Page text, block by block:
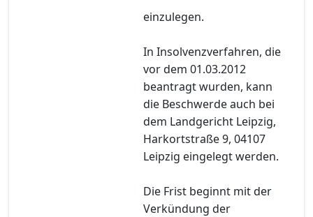
einzulegen.
In Insolvenzverfahren, die
vor dem 01.03.2012
beantragt wurden, kann
die Beschwerde auch bei
dem Landgericht Leipzig,
Harkortstraße 9, 04107
Leipzig eingelegt werden.
Die Frist beginnt mit der
Verkündung der